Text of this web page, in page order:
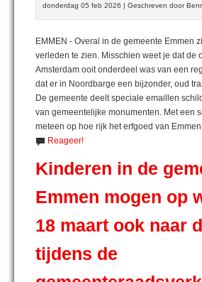
donderdag 05 feb 2026 | Geschreven door
EMMEN - Overal in de gemeente Emmen
verleden te zien. Misschien weet je dat de
Amsterdam ooit onderdeel was van een
dat er in Noordbarge een bijzonder, oud
De gemeente deelt speciale emaillen
van gemeentelijke monumenten. Met een
meteen op hoe rijk het erfgoed van
Reageer!
Kinderen in de
Emmen mogen op
18 maart ook naar
tijdens de